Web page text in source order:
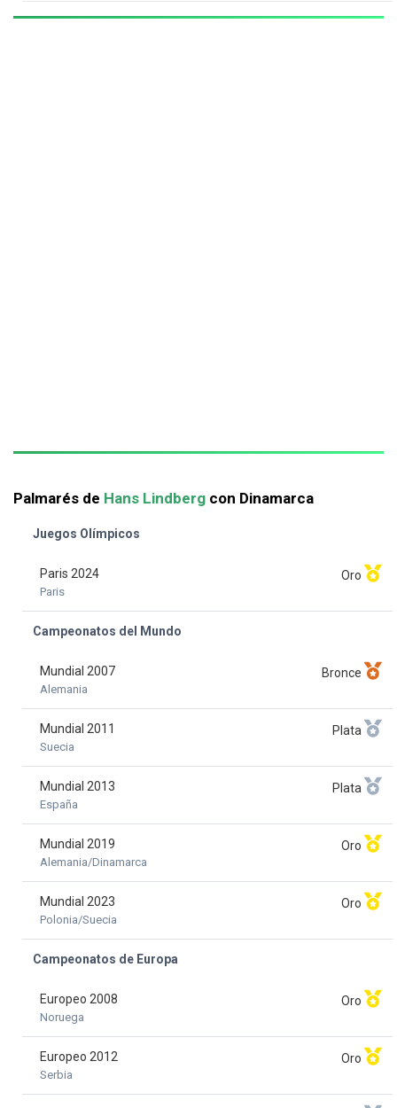
Palmarés de Hans Lindberg con Dinamarca
Juegos Olímpicos
Paris 2024
Paris
Oro
Campeonatos del Mundo
Mundial 2007
Alemania
Bronce
Mundial 2011
Suecia
Plata
Mundial 2013
España
Plata
Mundial 2019
Alemania/Dinamarca
Oro
Mundial 2023
Polonia/Suecia
Oro
Campeonatos de Europa
Europeo 2008
Noruega
Oro
Europeo 2012
Serbia
Oro